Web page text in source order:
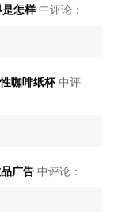
怎样中评论：
咖啡纸杯中评
广告 中评论：